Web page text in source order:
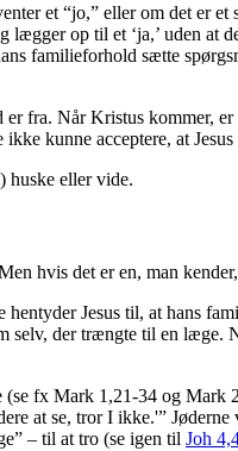
et “jo,” eller om det er et
op til et ‘ja,’ uden at
familieforhold sætte
fra. Når Kristus kommer,
kunne acceptere, at
huske eller vide.
hvis det er en, man
hentyder Jesus til, at hans
selv, der trængte til en læge.
(se fx Mark 1,21-34 og Mark
at se, tror I ikke.'”
– til at tro (se igen til Joh